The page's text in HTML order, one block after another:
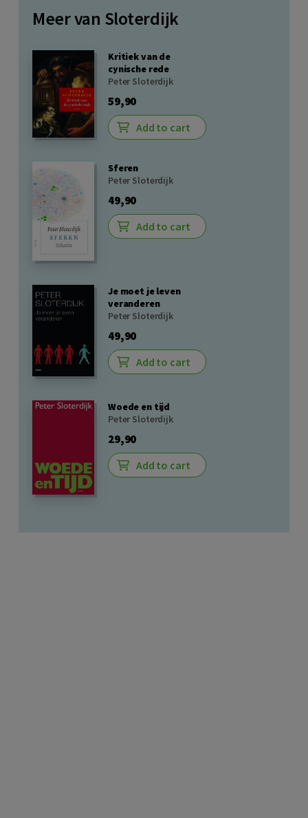
Meer van Sloterdijk
Kritiek van de
cynische rede
Peter Sloterdijk
59,90
Add to cart
Sferen
Peter Sloterdijk
49,90
Add to cart
Je moet je leven
veranderen
Peter Sloterdijk
49,90
Add to cart
Woede en tijd
Peter Sloterdijk
29,90
Add to cart